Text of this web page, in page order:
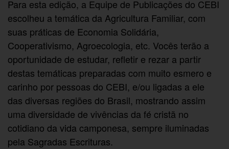
Para esta edição, a Equipe de Publicações do CEBI
escolheu a temática da Agricultura Familiar, com
suas práticas de Economia Solidária,
Cooperativismo, Agroecologia, etc. Vocês terão a
oportunidade de estudar, refletir e rezar a partir
destas temáticas preparadas com muito esmero e
carinho por pessoas do CEBI, e/ou ligadas a ele
das diversas regiões do Brasil, mostrando assim
uma diversidade de vivências da fé cristã no
cotidiano da vida camponesa, sempre iluminadas
pela Sagradas Escrituras.